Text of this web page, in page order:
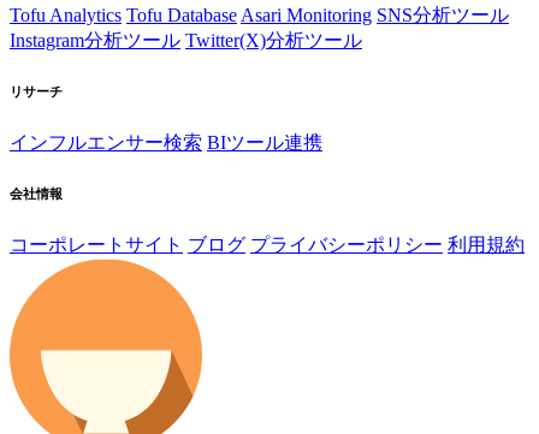
Tofu Analytics Tofu Database Asari Monitoring SNS分析ツール
Instagram分析ツール Twitter(X)分析ツール
リサーチ
インフルエンサー検索 BIツール連携
会社情報
コーポレートサイト ブログ プライバシーポリシー 利用規約